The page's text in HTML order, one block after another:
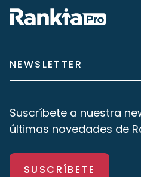
NEWSLETTER
Suscríbete a nuestra
últimas novedades de
SUSCRÍBETE